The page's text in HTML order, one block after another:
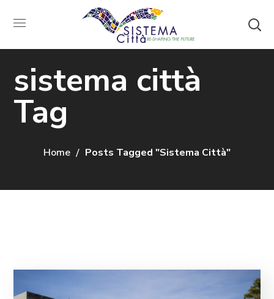
sistema città
Tag
Home Posts Tagged "sistema Città"